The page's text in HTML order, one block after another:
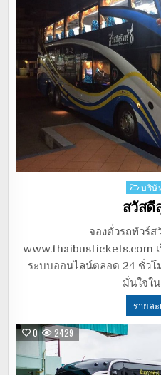
in
บริษั
สวัสดี
จองตั๋วรถทัวร์
www.thaibustickets.com เ
ระบบออนไลน์ตลอด 24 ชั่วโ
มั่นใจใ
รายล
0 2429